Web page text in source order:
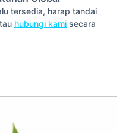
tersedia, harap tandai
hubungi kami secara